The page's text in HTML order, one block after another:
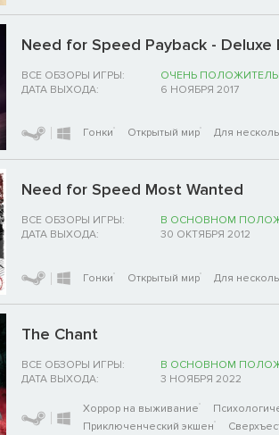
Need for Speed Payback - Deluxe
ВСЕ ОБЗОРЫ ИГРЫ:
ОЧЕНЬ
ДАТА ВЫХОДА:
6 НОЯБРЯ 2017
Гонки Открытый мир Для
Need for Speed Most Wanted
ВСЕ ОБЗОРЫ ИГРЫ:
В ОСНОВНОМ
ДАТА ВЫХОДА:
30 ОКТЯБРЯ 2012
Гонки Открытый мир Для
The Chant
ВСЕ ОБЗОРЫ ИГРЫ:
В ОСНОВНОМ
ДАТА ВЫХОДА:
3 НОЯБРЯ 2022
Хоррор на выживание
Приключенческий экшен